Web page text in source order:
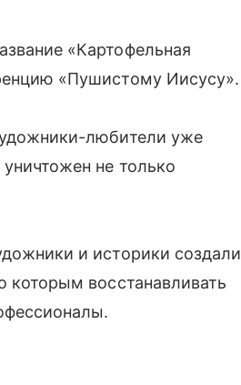
«Картофельная
«Пушистому Иисусу».
любители уже
не только
и историки создали
которым восстанавливать